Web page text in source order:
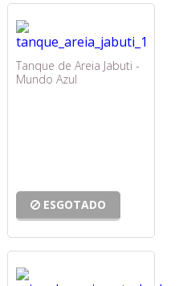
Tanque de Areia Jabuti -
Mundo Azul
ESGOTADO